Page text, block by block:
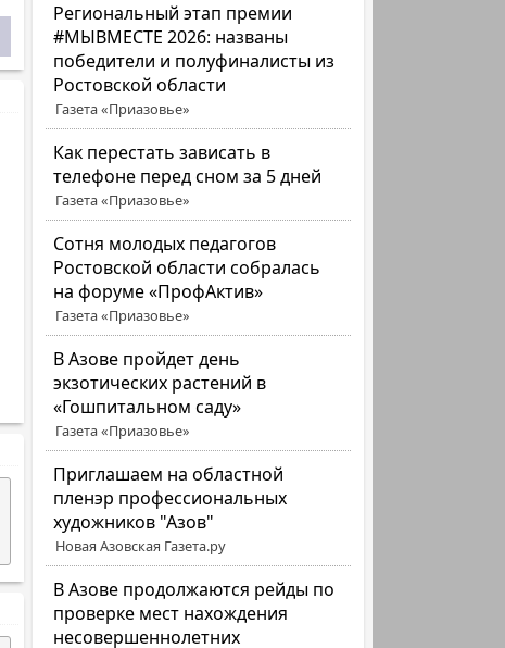
Региональный этап премии
#МЫВМЕСТЕ 2026: названы
победители и полуфиналисты из
Ростовской области
Газета «Приазовье»
Как перестать зависать в
телефоне перед сном за 5 дней
Газета «Приазовье»
Сотня молодых педагогов
Ростовской области собралась
на форуме «ПрофАктив»
Газета «Приазовье»
В Азове пройдет день
экзотических растений в
«Гошпитальном саду»
Газета «Приазовье»
Приглашаем на областной
пленэр профессиональных
художников "Азов"
Новая Азовская Газета.ру
В Азове продолжаются рейды по
проверке мест нахождения
несовершеннолетних